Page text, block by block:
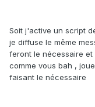
Soit j'active un script
je diffuse le même
feront le nécessaire
comme vous bah ,
faisant le nécessaire